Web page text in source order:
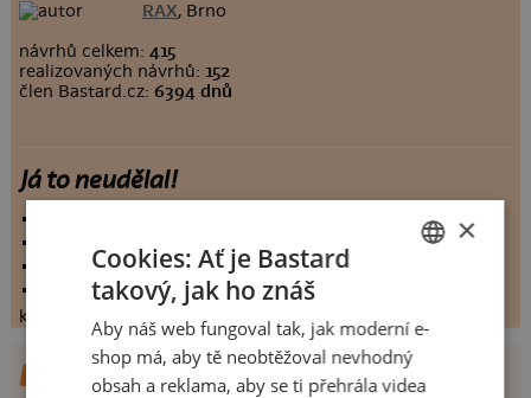
RAX, Brno
návrhů celkem:415
realizovaných návrhů: 152
člen Bastard.cz:6394 dnů
Já to neudělal!
komentářů:8.80392
koupilo by:41 lidí
konečné hodnocení: 8.80392
DALŠÍ NÁVRHY OD RAX
SLOVAK
×
Cookies: Ať je Bastard
takový, jak ho znáš
Aby náš web fungoval tak, jak moderní e-
shop má, aby tě neobtěžoval nevhodný
obsah a reklama, aby se ti přehrála videa